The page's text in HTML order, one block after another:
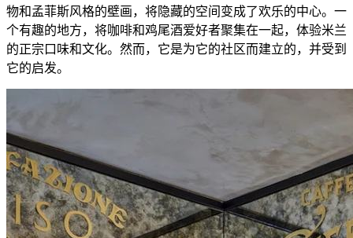
物和孟菲斯风格的壁画，将隐藏的空间变成了欢乐的中心。一
个有趣的地方，将咖啡和鸡尾酒爱好者聚集在一起，体验米兰
的正宗口味和文化。然而，它是为它的社区而建立的，并受到
它的启发。